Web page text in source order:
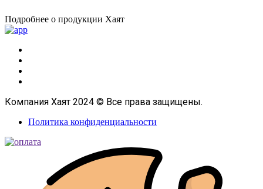
Подробнее о продукции Хаят
Компания Хаят 2024 © Все права защищены.
Политика конфиденциальности